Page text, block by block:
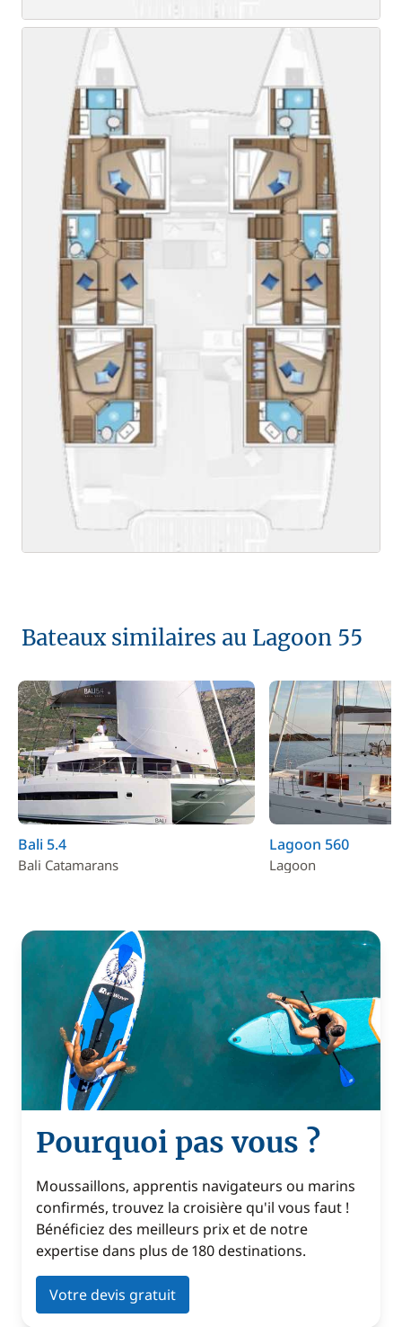
Bateaux similaires au Lagoon 55
Bali 5.4
Bali Catamarans
Lagoon 560
Lagoon
Pourquoi pas vous ?
Moussaillons, apprentis navigateurs ou marins
confirmés, trouvez la croisière qu'il vous faut !
Bénéficiez des meilleurs prix et de notre
expertise dans plus de 180 destinations.
Votre devis gratuit